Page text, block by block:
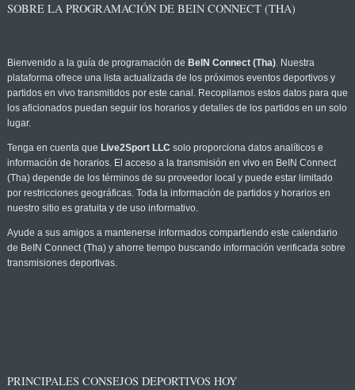
SOBRE LA PROGRAMACIÓN DE BEIN CONNECT (THA)
Bienvenido a la guía de programación de BeIN Connect (Tha). Nuestra
plataforma ofrece una lista actualizada de los próximos eventos deportivos y
partidos en vivo transmitidos por este canal. Recopilamos estos datos para que
los aficionados puedan seguir los horarios y detalles de los partidos en un solo
lugar.
Tenga en cuenta que Live2Sport LLC solo proporciona datos analíticos e
información de horarios. El acceso a la transmisión en vivo en BeIN Connect
(Tha) depende de los términos de su proveedor local y puede estar limitado
por restricciones geográficas. Toda la información de partidos y horarios en
nuestro sitio es gratuita y de uso informativo.
Ayude a sus amigos a mantenerse informados compartiendo este calendario
de BeIN Connect (Tha) y ahorre tiempo buscando información verificada sobre
transmisiones deportivas.
PRINCIPALES CONSEJOS DEPORTIVOS HOY